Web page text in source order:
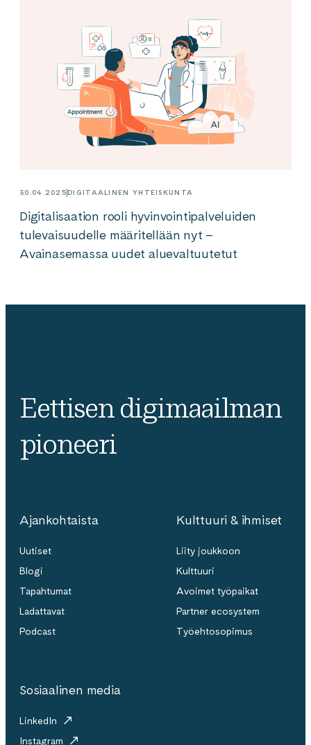
30.04.2025DIGITAALINEN YHTEISKUNTA
Digitalisaation rooli hyvinvointipalveluiden
tulevaisuudelle määritellään nyt –
Avainasemassa uudet aluevaltuutetut
Eettisen digimaailman
pioneeri
Ajankohtaista
Uutiset
Blogi
Tapahtumat
Ladattavat
Podcast
Kulttuuri & ihmiset
Liity joukkoon
Kulttuuri
Avoimet työpaikat
Partner ecosystem
Työehtosopimus
Sosiaalinen media
LinkedIn
Instagram